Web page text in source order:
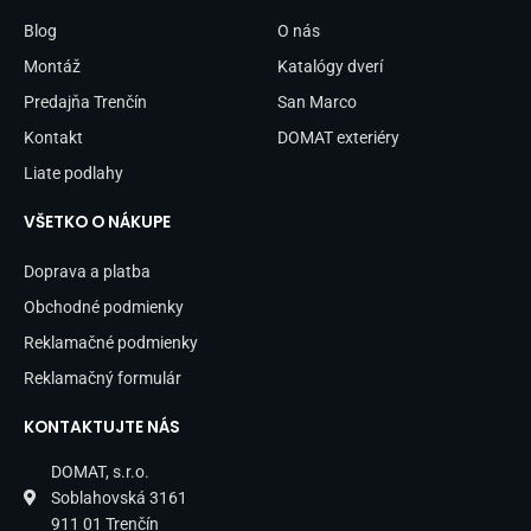
o
k
-
Blog
Montáž
Predajňa Trenčín
Kontakt
Liate podlahy
O nás
Katalógy dverí
San Marco
DOMAT exteriéry
VŠETKO O NÁKUPE
Doprava a platba
Obchodné podmienky
Reklamačné podmienky
Reklamačný formulár
KONTAKTUJTE NÁS
DOMAT, s.r.o.
Soblahovská 3161
911 01 Trenčín